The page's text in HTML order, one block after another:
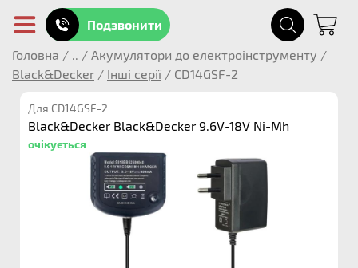
Подзвонити
Головна / .. / Акумулятори до електроінструменту /
Black&Decker / Інші серії / CD14GSF-2
Для CD14GSF-2
Black&Decker Black&Decker 9.6V-18V Ni-Mh
очікується